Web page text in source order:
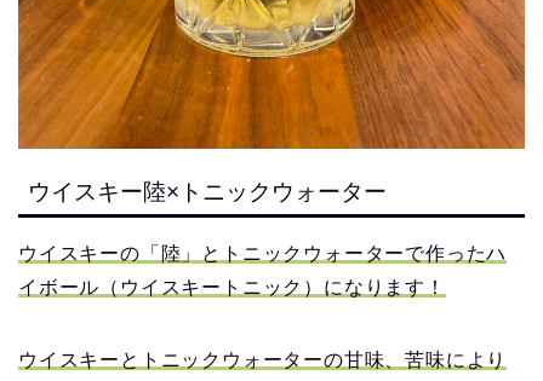
ウイスキー陸×トニックウォーター
ウイスキーの「陸」とトニックウォーターで作ったハ
イボール（ウイスキートニック）になります！
ウイスキーとトニックウォーターの甘味、苦味により